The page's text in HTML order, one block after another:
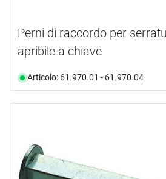
Perni di raccordo per
apribile a chiave
Articolo: 61.970.01 - 61.970.04